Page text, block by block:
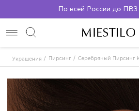
По всей России до
Украшения Пирсинг Серебряный Пирсинг